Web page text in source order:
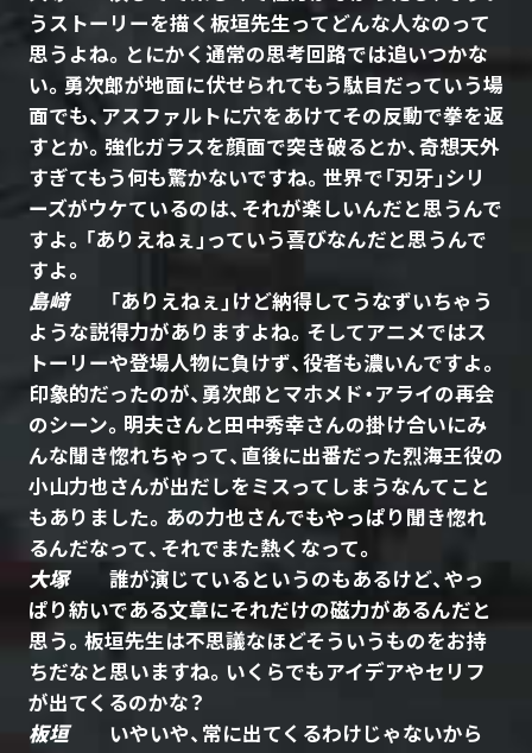
うストーリーを描く板垣先生ってどんな人なのって
思うよね。とにかく通常の思考回路では追いつかな
い。勇次郎が地面に伏せられてもう駄目だっていう場
面でも、アスファルトに穴をあけてその反動で拳を返
すとか。強化ガラスを顔面で突き破るとか、奇想天外
すぎてもう何も驚かないですね。世界で「刃牙」シリ
ーズがウケているのは、それが楽しいんだと思うんで
すよ。「ありえねぇ」っていう喜びなんだと思うんで
すよ。
島﨑
「ありえねぇ」けど納得してうなずいちゃう
ような説得力がありますよね。そしてアニメではス
トーリーや登場人物に負けず、役者も濃いんですよ。
印象的だったのが、勇次郎とマホメド・アライの再会
のシーン。明夫さんと田中秀幸さんの掛け合いにみ
んな聞き惚れちゃって、直後に出番だった烈海王役の
小山力也さんが出だしをミスってしまうなんてこと
もありました。あの力也さんでもやっぱり聞き惚れ
るんだなって、それでまた熱くなって。
大塚 誰が演じているというのもあるけど、やっ
ぱり紡いである文章にそれだけの磁力があるんだと
思う。板垣先生は不思議なほどそういうものをお持
ちだなと思いますね。いくらでもアイデアやセリフ
が出てくるのかな？
板垣 いやいや、常に出てくるわけじゃないから